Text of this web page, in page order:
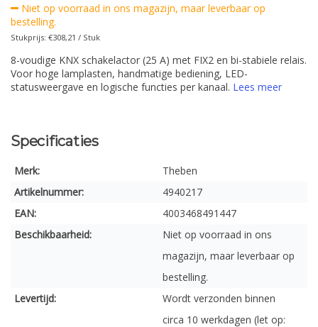
Niet op voorraad in ons magazijn, maar leverbaar op
bestelling.
Stukprijs: €308,21 / Stuk
8-voudige KNX schakelactor (25 A) met FIX2 en bi-stabiele relais.
Voor hoge lamplasten, handmatige bediening, LED-
statusweergave en logische functies per kanaal. Lees meer
Specificaties
Merk:
Theben
Artikelnummer:
4940217
EAN:
4003468491447
Beschikbaarheid:
Niet op voorraad in ons
magazijn, maar leverbaar op
bestelling.
Levertijd:
Wordt verzonden binnen
circa 10 werkdagen (let op: